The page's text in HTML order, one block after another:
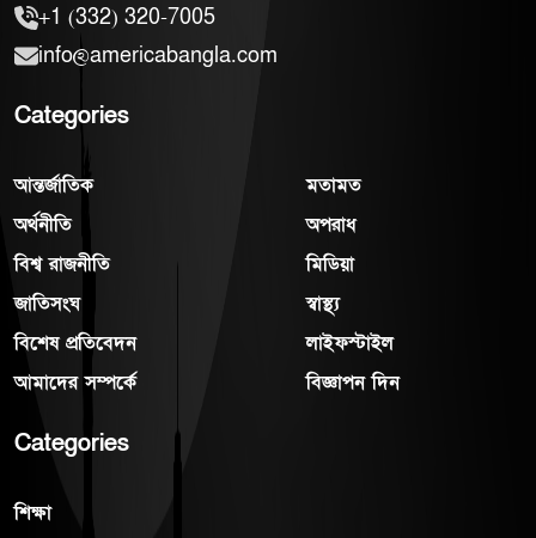
+1 (332) 320-7005
info@americabangla.com
Categories
আন্তর্জাতিক
অর্থনীতি
বিশ্ব রাজনীতি
জাতিসংঘ
বিশেষ প্রতিবেদন
আমাদের সম্পর্কে
মতামত
অপরাধ
মিডিয়া
স্বাস্থ্য
লাইফস্টাইল
বিজ্ঞাপন দিন
Categories
শিক্ষা